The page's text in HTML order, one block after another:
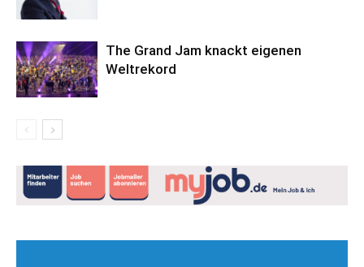
The Grand Jam knackt eigenen
Weltrekord